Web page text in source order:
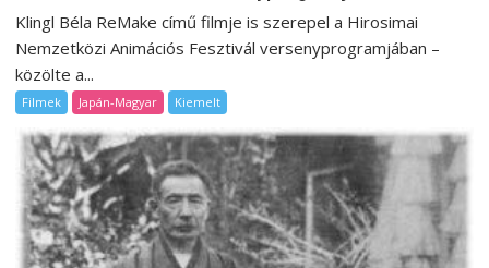
Klingl Béla ReMake című filmje is szerepel a Hirosimai
Nemzetközi Animációs Fesztivál versenyprogramjában –
közölte a...
Filmek Japán-Magyar Kiemelt